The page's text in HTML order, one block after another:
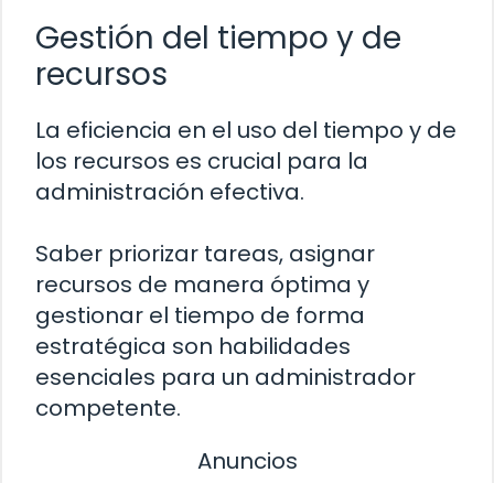
Gestión del tiempo y de
recursos
La eficiencia en el uso del tiempo y de
los recursos es crucial para la
administración efectiva.
Saber priorizar tareas, asignar
recursos de manera óptima y
gestionar el tiempo de forma
estratégica son habilidades
esenciales para un administrador
competente.
Anuncios